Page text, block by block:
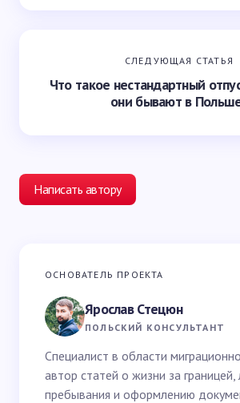
СЛЕДУЮЩАЯ СТАТЬЯ
Что такое нестандартный
они бывают в
Написать автору
Ваш адрес email не будет опубликован.
Ваше имя *
Email *
ОСНОВАТЕЛЬ ПРОЕКТА
Ярослав Стецюн
ПОЛЬСКИЙ КОНСУЛЬТАНТ
Специалист в области
автор статей о жизни за границей,
пребывания и оформлению